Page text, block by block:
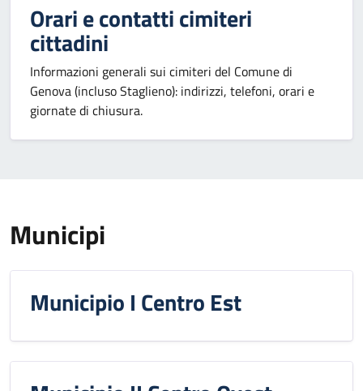
Orari e contatti cimiteri
cittadini
Informazioni generali sui cimiteri del Comune di
Genova (incluso Staglieno): indirizzi, telefoni, orari e
giornate di chiusura.
Municipi
Municipio I Centro Est